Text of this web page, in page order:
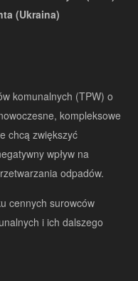
(Ukraina)
komunalnych (TPW) o
kompleksowe
chcą zwiększyć
wpływ na
odpadów.
cennych surowców
i ich dalszego